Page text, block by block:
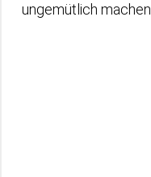
ungemütlich machen.